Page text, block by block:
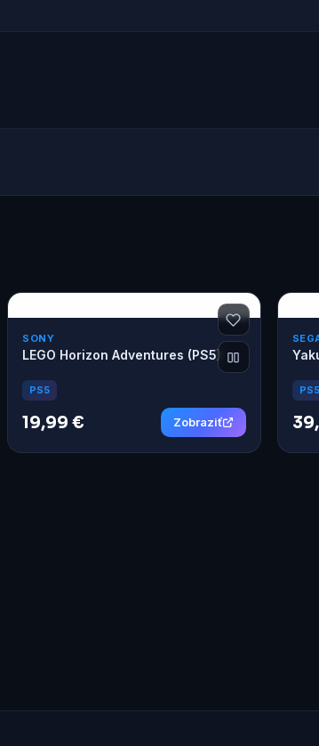
SONY
LEGO Horizon Adventures (PS5)
PS5
19,99 € Zobraziť
PS5